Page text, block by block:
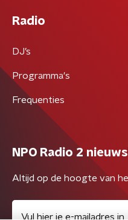
Radio
DJ’s
Programma's
Frequenties
NPO Radio 2
Altijd op de hoogte van